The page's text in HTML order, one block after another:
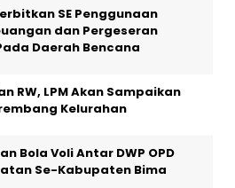
SE Penggunaan
dan Pergeseran
Daerah Bencana
RW, LPM Akan Sampaikan
Kelurahan
Bola Voli Antar DWP OPD
Se-Kabupaten Bima